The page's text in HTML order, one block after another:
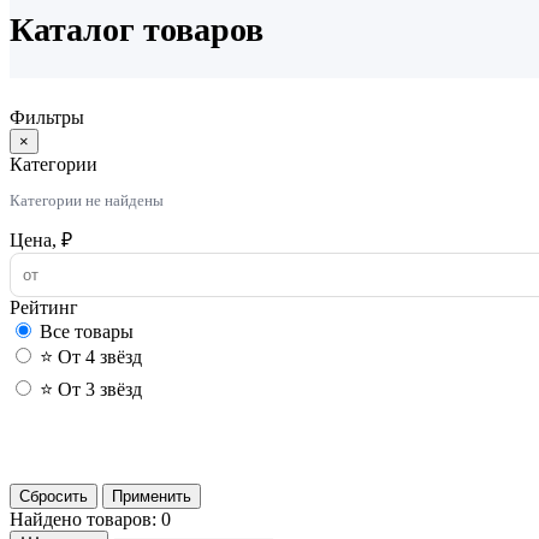
Каталог товаров
Фильтры
×
Категории
Категории не найдены
Цена, ₽
Рейтинг
Все товары
⭐ От 4 звёзд
⭐ От 3 звёзд
Сбросить
Применить
Найдено товаров: 0